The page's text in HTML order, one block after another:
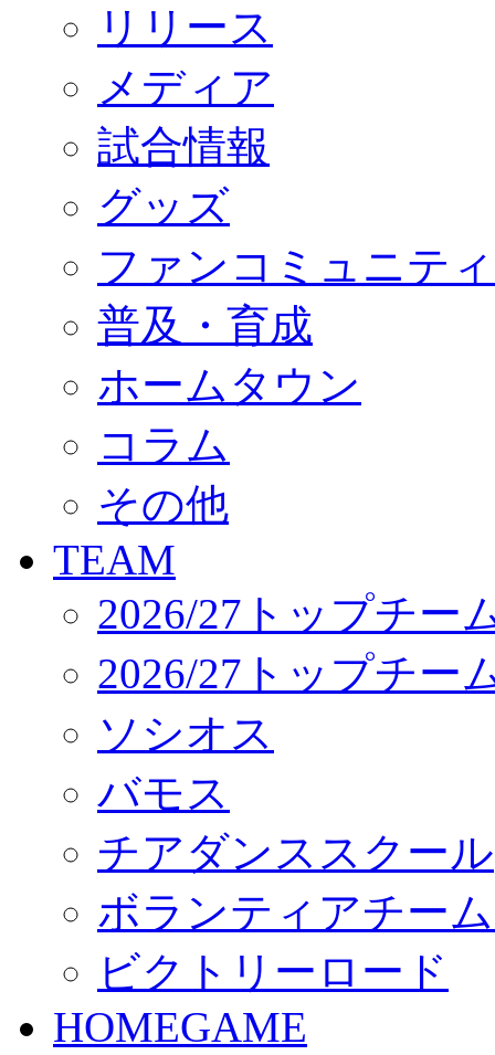
奈良クラブ明治安田Ｊ3リーグ 2026/27シーズン「
観戦ルール＆マナー
2026/27ファンコミュニティ
サポートショップ
GOODS
オフィシャルストア（実店舗）
オンラインストア
ACADEMY
アカデミーについて
コーチ&スタッフ
ジュニア
ジュニアユース
ユース
練習拠点（ナラディーア）
SCHOOL
CLUB
パートナー募集
クラブ理念
サステナビリティ
Web制作支援
応援プロジェクト
リリース
メディア
試合情報
グッズ
ファンコミュニティ
普及・育成
ホームタウン
コラム
その他
TEAM
2026/27トップチー
2026/27トップチー
ソシオス
バモス
チアダンススクール
ボランティアチー
ビクトリーロード
HOMEGAME